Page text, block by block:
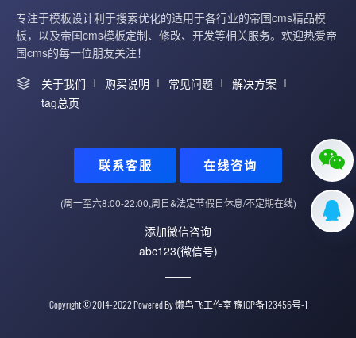
专注于模板设计利于搜索优化的适用于各行业的帝国cms精品模
板，以及帝国cms模板定制、修改、开发等相关服务。欢迎热爱帝
国cms的每一位朋友关注！
关于我们
购买说明 常见问题
解决方案
tag总页
联系客服 在线咨询
(周一至六8:00-22:00,周日&法定节假日休息/不定期在线)
添加微信咨询
abc123(微信号)
Copyright © 2014-2022 Powered By懒鸟飞工作室豫ICP备123456号-1